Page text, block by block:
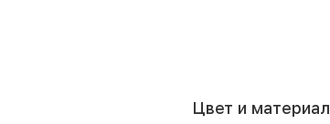
Цвет и материал